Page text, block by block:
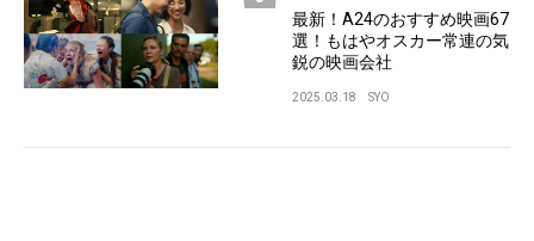
最新！A24のおすすめ映画67
選！もはやオスカー常連の気
鋭の映画会社
2025.03.18 SYO